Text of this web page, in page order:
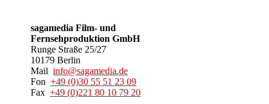
sagamedia Film- und
Fernsehproduktion GmbH
Runge Straße 25/27
10179 Berlin
Mailinfo@sagamedia.de
Fon+49 (0)30 55 51 23 09
Fax+49 (0)221 80 10 79 20